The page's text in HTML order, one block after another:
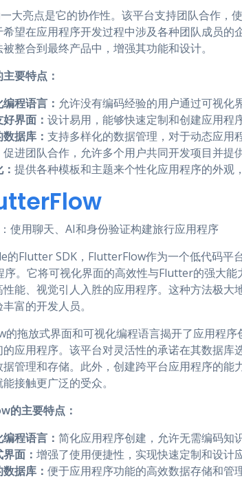
大亮点是它的协作性。该平台支持团队合作，
望在应用程序开发过程中涉及各种团队成员的
整合到最终产品中，增强其功能和设计。
要特点：
程语言： 允许没有编码经验的用户通过可视化
界面： 设计易用，能够快速定制和创建应用程序
据库： 支持多样化的数据管理，对于动态应用
促进团队合作，允许多个用户共同开发项目并提供
提供各种模板和主题来个性化应用程序的外观
使用聊天、AI和身份验证构建旅行应用程序
的Flutter SDK，FlutterFlow作为一个低代码平
序。它将可视化界面的高效性与Flutter的强大
性能、视觉引人入胜的应用程序。这种方法极大
富的开发人员。
的拖放式界面和可视化编程语言揭开了应用程
应用程序。该平台对灵活性的承诺在其数据库
管理和存储。此外，创建跨平台应用程序的能
接触更广泛的受众。
的主要特点：
程语言： 简化应用程序创建，允许无需编码知
面： 增强了使用便捷性，实现快速定制和设计
据库： 便于应用程序功能的高效数据存储和管理